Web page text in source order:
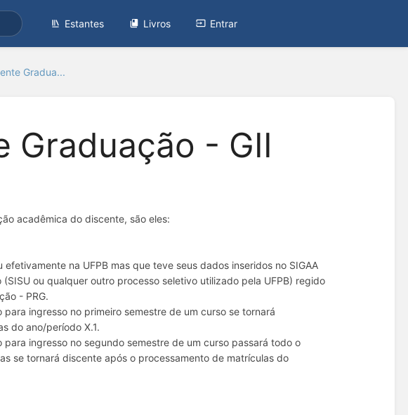
Estantes Livros Entrar
Gradua...
Graduação - GII
acadêmica do discente, são eles:
na UFPB mas que teve seus dados inseridos no SIGAA
ou qualquer outro processo seletivo utilizado pela UFPB) regido
- PRG.
ingresso no primeiro semestre de um curso se tornará
do ano/período X.1.
ingresso no segundo semestre de um curso passará todo o
se tornará discente após o processamento de matrículas do